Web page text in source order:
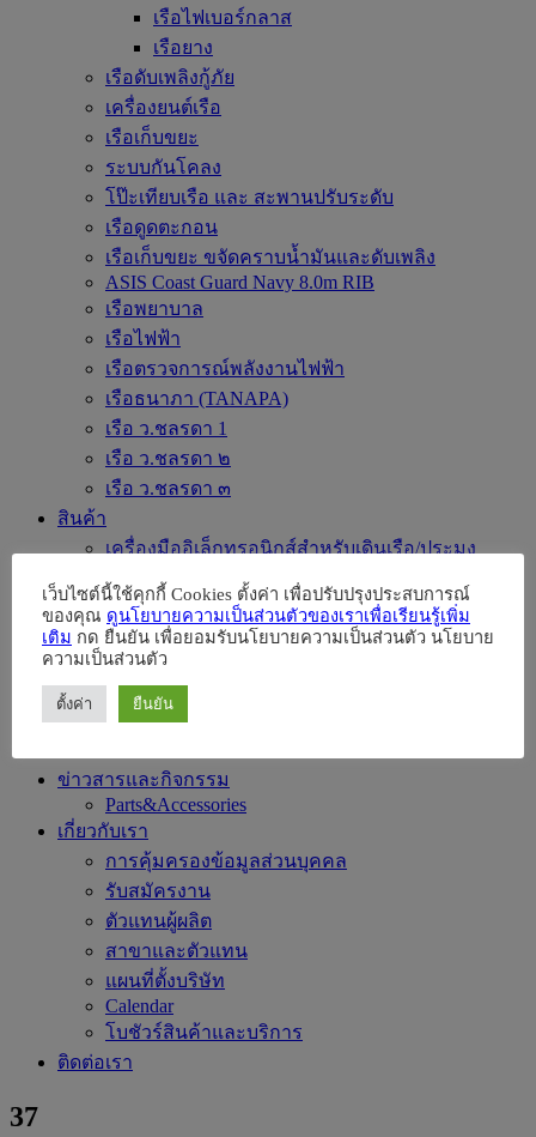
เรือไฟเบอร์กลาส
เรือยาง
เรือดับเพลิงกู้ภัย
เครื่องยนต์เรือ
เรือเก็บขยะ
ระบบกันโคลง
โป๊ะเทียบเรือ และ สะพานปรับระดับ
เรือดูดตะกอน
เรือเก็บขยะ ขจัดคราบน้ำมันและดับเพลิง
ASIS Coast Guard Navy 8.0m RIB
เรือพยาบาล
เรือไฟฟ้า
เรือตรวจการณ์พลังงานไฟฟ้า
เรือธนาภา (TANAPA)
เรือ ว.ชลรดา 1
เรือ ว.ชลรดา ๒
เรือ ว.ชลรดา ๓
สินค้า
เครื่องมืออิเล็กทรอนิกส์สำหรับเดินเรือ/ประมง
เครื่องสื่อสารประจำเรือ
อุปกรณ์ประจำเรือตามข้อบังคับ GMDSS/IMO
อุปกรณ์ความปลอดภัยประจำเรือ / เสื้อชูชีพ
อุปกรณ์ประจำเรือ
เครื่องจักรและเครื่องจักรช่วย
Ultrasonic Drilling Monitor for Construction
ข่าวสารและกิจกรรม
Parts&Accessories
เกี่ยวกับเรา
การคุ้มครองข้อมูลส่วนบุคคล
รับสมัครงาน
ตัวแทนผู้ผลิต
สาขาและตัวแทน
แผนที่ตั้งบริษัท
Calendar
โบชัวร์สินค้าและบริการ
ติดต่อเรา
37
เว็บไซต์นี้ใช้คุกกี้ Cookies ตั้งค่า เพื่อปรับปรุงประสบการณ์
ของคุณ ดูนโยบายความเป็นส่วนตัวของเราเพื่อเรียนรู้เพิ่ม
เติม กด ยืนยัน เพื่อยอมรับนโยบายความเป็นส่วนตัว นโยบาย
ความเป็นส่วนตัว
ตั้งค่า ยืนยัน